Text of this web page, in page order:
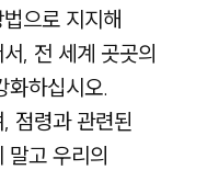
으로 지지해
, 전 세계 곳곳의
화하십시오.
점령과 관련된
말고 우리의